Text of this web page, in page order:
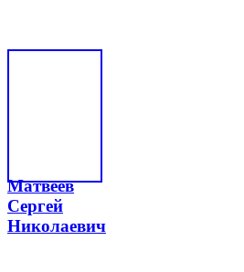
Матвеев
Сергей
Николаевич